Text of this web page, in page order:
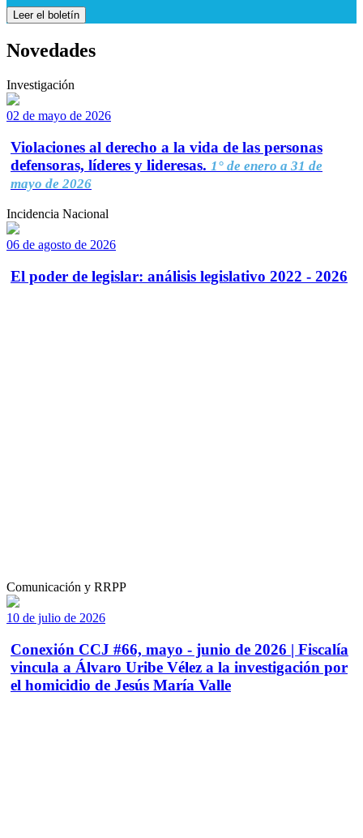
Leer el boletín
Novedades
Investigación
02 de mayo de 2026
Violaciones al derecho a la vida de las personas
defensoras, líderes y lideresas. 1° de enero a 31 de
mayo de 2026
Incidencia Nacional
06 de agosto de 2026
El poder de legislar: análisis legislativo 2022 - 2026
Comunicación y RRPP
10 de julio de 2026
Conexión CCJ #66, mayo - junio de 2026 | Fiscalía
vincula a Álvaro Uribe Vélez a la investigación por
el homicidio de Jesús María Valle